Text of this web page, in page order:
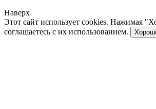
Наверх
Этот сайт использует cookies. Нажимая
соглашаетесь с их использованием.